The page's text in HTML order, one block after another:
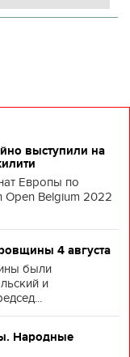
выступили на
Европы по
Open Belgium 2022
4 августа
были
и
Народные